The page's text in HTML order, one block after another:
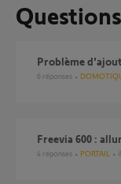
Problème
6 réponses
Freevia 600 :
4 réponses PORTAIL